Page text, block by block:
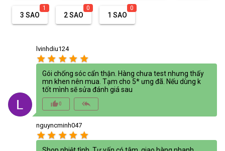
3 SAO
1
2 SAO
0
1 SAO
0
lvinhdiu124
star star star star star
Gói chống sóc cẩn thận. Hàng chưa test nhưng thấy
mn khen nên mua. Tạm cho 5* ưng đã. Nếu dùng k
tốt mình sẽ sửa đánh giá sau
thumb_up_alt0 reply_all
nguyncminh047
star star star star star